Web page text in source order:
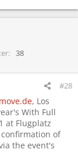
38
#28
, Los
With Full
at Flugplatz
of
the event's